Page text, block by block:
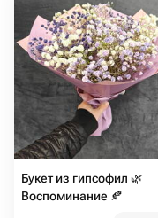
Букет из гипсофил 🌿
Воспоминание 🍂